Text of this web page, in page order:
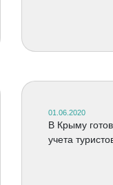
01.06.2020
В Крыму
учета